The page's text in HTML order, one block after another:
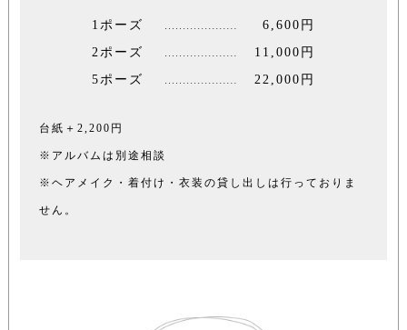
1ポーズ
6,600円
2ポーズ
11,000円
5ポーズ
22,000円
台紙＋2,200円
※アルバムは別途相談
※ヘアメイク・着付け・衣装の貸し出しは行っておりま
せん。